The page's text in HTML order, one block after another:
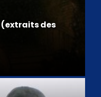
(extraits des